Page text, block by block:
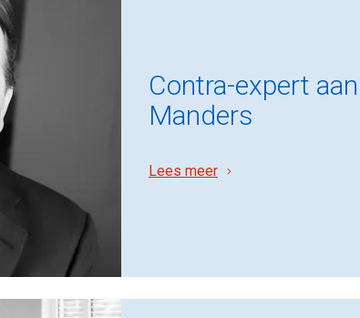
Contra-expert
Manders
Lees meer